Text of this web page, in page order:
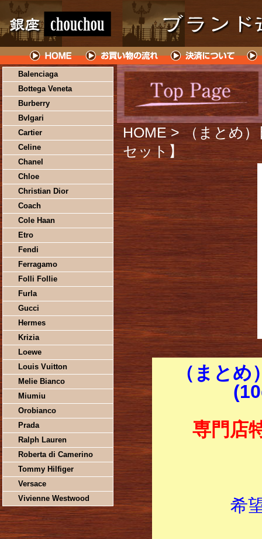
Balenciaga
Bottega Veneta
Burberry
Bvlgari
Cartier
Celine
Chanel
Chloe
Christian Dior
Coach
Cole Haan
Etro
Fendi
Ferragamo
Folli Follie
Furla
Gucci
Hermes
Krizia
Loewe
Louis Vuitton
Melie Bianco
Miumiu
Orobianco
Prada
Ralph Lauren
Roberta di Camerino
Tommy Hilfiger
Versace
Vivienne Westwood
HOME > （まとめ
セット】
（まと
専門店
希